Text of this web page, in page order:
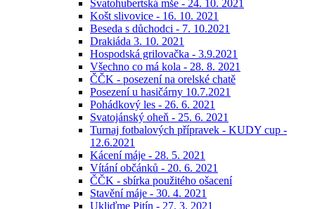
Svatohubertská mše - 24. 10. 2021
Košt slivovice - 16. 10. 2021
Beseda s důchodci - 7. 10.2021
Drakiáda 3. 10. 2021
Hospodská grilovačka - 3.9.2021
Všechno co má kola - 28. 8. 2021
ČČK - posezení na orelské chatě
Posezení u hasičárny 10.7.2021
Pohádkový les - 26. 6. 2021
Svatojánský oheň - 25. 6. 2021
Turnaj fotbalových přípravek - KUDY cup -
12.6.2021
Kácení máje - 28. 5. 2021
Vítání občánků - 20. 6. 2021
ČČK - sbírka použitého ošacení
Stavění máje - 30. 4. 2021
Ukliďme Pitín - 27. 3. 2021